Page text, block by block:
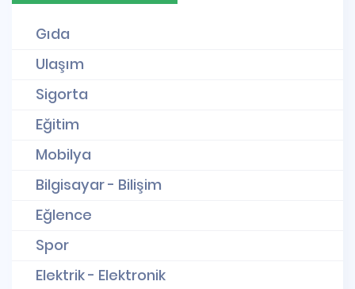
Gıda
Ulaşım
Sigorta
Eğitim
Mobilya
Bilgisayar - Bilişim
Eğlence
Spor
Elektrik - Elektronik